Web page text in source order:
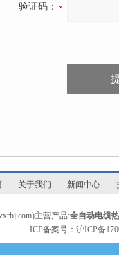
验证码：
关于我们 新闻中心
主营产品:全自动电缆
ICP备案号：沪ICP备